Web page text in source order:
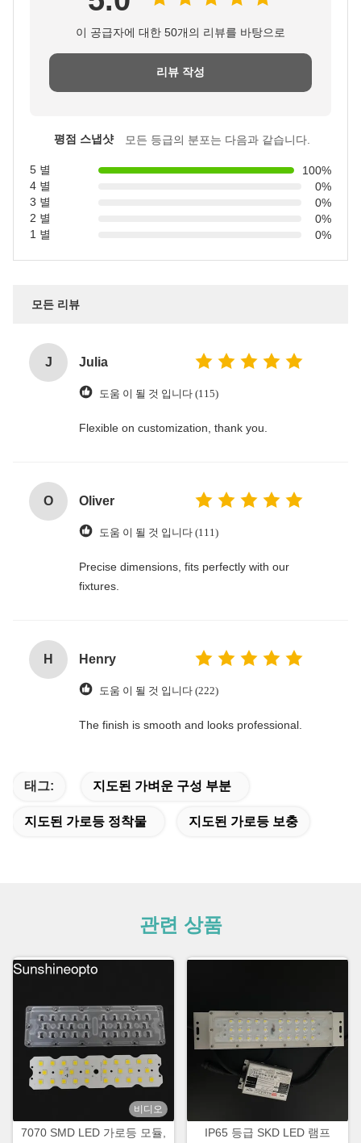
이 공급자에 대한 50개의 리뷰를 바탕으로
리뷰 작성
평점 스냅샷 모든 등급의 분포는 다음과 같습니다.
5 별
100%
4 별
0%
3 별
0%
2 별
0%
1 별
0%
모든 리뷰
J Julia
도움 이 될 것 입니다 (115)
Flexible on customization, thank you.
O Oliver
도움 이 될 것 입니다 (111)
Precise dimensions, fits perfectly with our
fixtures.
H Henry
도움 이 될 것 입니다 (222)
The finish is smooth and looks professional.
태그: 지도된 가벼운 구성 부분
지도된 가로등 정착물 지도된 가로등 보충
관련 상품
비디오
7070 SMD LED 가로등 모듈,
IP65 등급 SKD LED 램프